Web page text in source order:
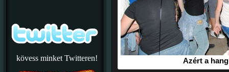
kövess minket Twitteren! Azért a